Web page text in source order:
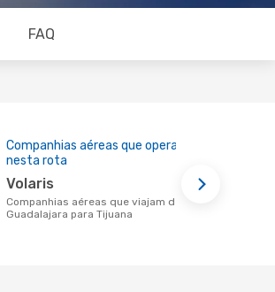
FAQ
Companhias aéreas que operam
nesta rota
Volaris
Companhias aéreas que viajam de
Guadalajara para Tijuana